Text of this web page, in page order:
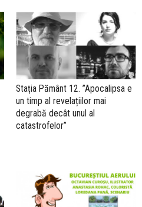
Stația Pământ 12. ”Apocalipsa e
un timp al revelațiilor mai
degrabă decât unul al
catastrofelor”